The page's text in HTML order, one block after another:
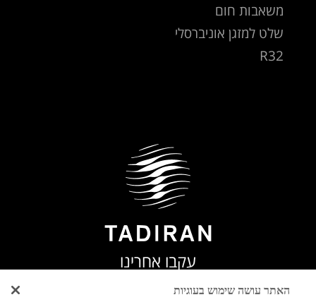
משאבות חום
שלט למזגן אוניברסלי
R32
עקבו אחרינו
האתר עושה שימוש בעוגיות